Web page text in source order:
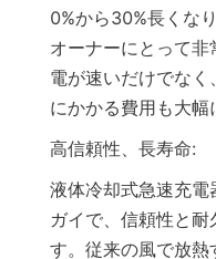
0%から30%長くな
オーナーにとって
電が速いだけでな
にかかる費用も大幅
高信頼性、長寿命:
液体冷却式急速充電
ガイで、信頼性と耐
す。従来の風で放